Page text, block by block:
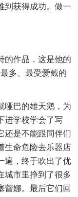
获得成功。做一
的作品，这是他的
多、最受爱戴的
哑巴的雄天鹅，为
进学校学会了写
还是不能跟同伴们
生命危险去乐器店
遍，终于吹出了优
城市里挣到了很多
娜。最后它们回